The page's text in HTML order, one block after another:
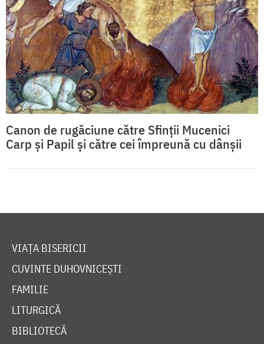
Canon de rugăciune către Sfinţii Mucenici
Carp şi Papil şi către cei împreună cu dânşii
VIAȚA BISERICII
CUVINTE DUHOVNICEȘTI
FAMILIE
LITURGICĂ
BIBLIOTECĂ